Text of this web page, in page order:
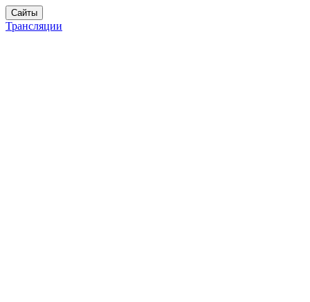
Сайты
Трансляции